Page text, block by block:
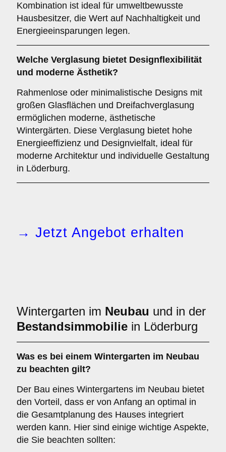
Kombination ist ideal für umweltbewusste
Hausbesitzer, die Wert auf Nachhaltigkeit und
Energieeinsparungen legen.
Welche Verglasung bietet Designflexibilität
und moderne Ästhetik?
Rahmenlose oder minimalistische Designs mit
großen Glasflächen und Dreifachverglasung
ermöglichen moderne, ästhetische
Wintergärten. Diese Verglasung bietet hohe
Energieeffizienz und Designvielfalt, ideal für
moderne Architektur und individuelle Gestaltung
in Löderburg.
→ Jetzt Angebot erhalten
Wintergarten im Neubau und in der
Bestandsimmobilie in Löderburg
Was es bei einem Wintergarten im Neubau
zu beachten gilt?
Der Bau eines Wintergartens im Neubau bietet
den Vorteil, dass er von Anfang an optimal in
die Gesamtplanung des Hauses integriert
werden kann. Hier sind einige wichtige Aspekte,
die Sie beachten sollten: